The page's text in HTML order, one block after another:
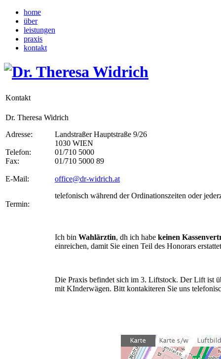
home
über
leistungen
praxis
kontakt
Kontakt
Dr. Theresa Widrich
Adresse:
Landstraßer Hauptstraße 9/26
1030 WIEN
Telefon:
01/710 5000
Fax:
01/710 5000 89
E-Mail: office@dr-widrich.at
Termin:
telefonisch während der Ordinationszeiten oder
Ich bin Wahlärztin, dh ich habe keinen
einreichen, damit Sie einen Teil des Honorars
Die Praxis befindet sich im 3. Liftstock. Der Lift ist
mit KInderwägen. Bitt kontakiteren Sie uns